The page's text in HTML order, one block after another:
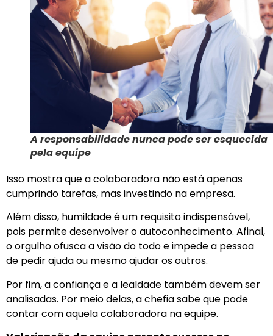
A responsabilidade nunca pode ser esquecida
pela equipe
Isso mostra que a colaboradora não está apenas
cumprindo tarefas, mas investindo na empresa.
Além disso, humildade é um requisito indispensável,
pois permite desenvolver o autoconhecimento. Afinal,
o orgulho ofusca a visão do todo e impede a pessoa
de pedir ajuda ou mesmo ajudar os outros.
Por fim, a confiança e a lealdade também devem ser
analisadas. Por meio delas, a chefia sabe que pode
contar com aquela colaboradora na equipe.